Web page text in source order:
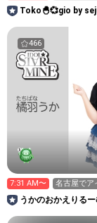
いします
Toko🐣💞gio by
466
7:31 AM〜
名古屋でア
🩵
うかのおかえりる